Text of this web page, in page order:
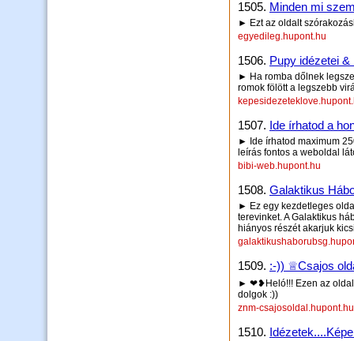
1505. Minden mi
► Ezt az oldalt
egyedileg.hupont.hu
1506. Pupy idézetei &
► Ha romba dőlnek
romok fölött a legszebb
1507. Ide írhatod a
► Ide írhatod maximum
leírás fontos a weboldal
bibi-web.hupont.hu
1508. Galaktikus
► Ez egy kezdetleges
terevinket. A Galaktikus
hiányos részét akarjuk
1509. :-)) ♕Csajos
► ❤❥Heló!!! Ezen az
dolgok :))
znm-csajosoldal.hupont.hu
1510.